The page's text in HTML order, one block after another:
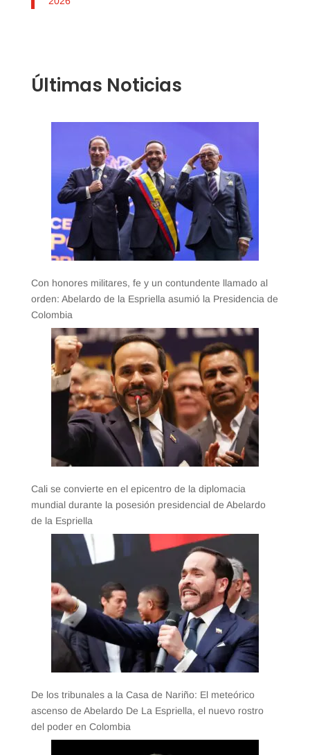
Últimas Noticias
Con honores militares, fe y un contundente llamado al
orden: Abelardo de la Espriella asumió la Presidencia de
Colombia
Cali se convierte en el epicentro de la diplomacia
mundial durante la posesión presidencial de Abelardo
de la Espriella
De los tribunales a la Casa de Nariño: El meteórico
ascenso de Abelardo De La Espriella, el nuevo rostro
del poder en Colombia